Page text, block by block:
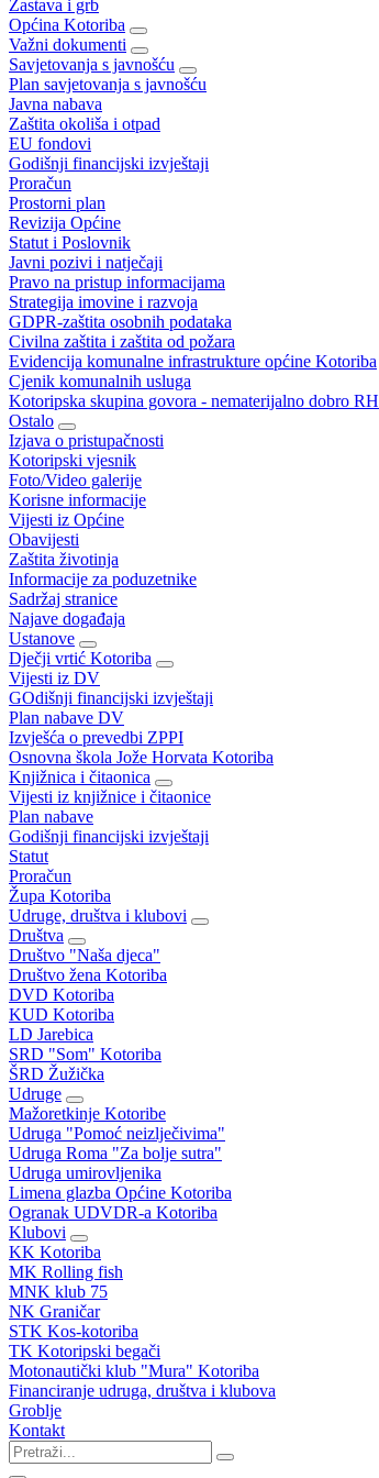
Zastava i grb
Općina Kotoriba
Važni dokumenti
Savjetovanja s javnošću
Plan savjetovanja s javnošću
Javna nabava
Zaštita okoliša i otpad
EU fondovi
Godišnji financijski izvještaji
Proračun
Prostorni plan
Revizija Općine
Statut i Poslovnik
Javni pozivi i natječaji
Pravo na pristup informacijama
Strategija imovine i razvoja
GDPR-zaštita osobnih podataka
Civilna zaštita i zaštita od požara
Evidencija komunalne infrastrukture općine Kotoriba
Cjenik komunalnih usluga
Kotoripska skupina govora - nematerijalno dobro RH
Ostalo
Izjava o pristupačnosti
Kotoripski vjesnik
Foto/Video galerije
Korisne informacije
Vijesti iz Općine
Obavijesti
Zaštita životinja
Informacije za poduzetnike
Sadržaj stranice
Najave događaja
Ustanove
Dječji vrtić Kotoriba
Vijesti iz DV
GOdišnji financijski izvještaji
Plan nabave DV
Izvješća o prevedbi ZPPI
Osnovna škola Jože Horvata Kotoriba
Knjižnica i čitaonica
Vijesti iz knjižnice i čitaonice
Plan nabave
Godišnji financijski izvještaji
Statut
Proračun
Župa Kotoriba
Udruge, društva i klubovi
Društva
Društvo "Naša djeca"
Društvo žena Kotoriba
DVD Kotoriba
KUD Kotoriba
LD Jarebica
SRD "Som" Kotoriba
ŠRD Žužička
Udruge
Mažoretkinje Kotoribe
Udruga "Pomoć neizlječivima"
Udruga Roma "Za bolje sutra"
Udruga umirovljenika
Limena glazba Općine Kotoriba
Ogranak UDVDR-a Kotoriba
Klubovi
KK Kotoriba
MK Rolling fish
MNK klub 75
NK Graničar
STK Kos-kotoriba
TK Kotoripski begači
Motonautički klub "Mura" Kotoriba
Financiranje udruga, društva i klubova
Groblje
Kontakt